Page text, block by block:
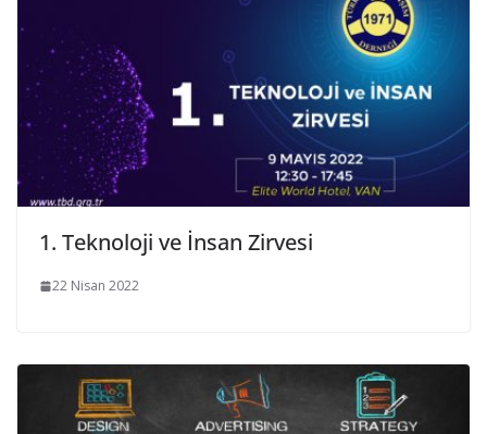
1. Teknoloji ve İnsan Zirvesi
22 Nisan 2022